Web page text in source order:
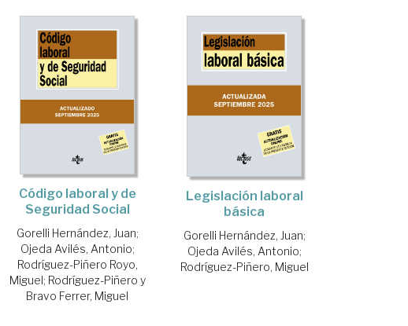
Código laboral y de
Seguridad Social
Gorelli Hernández, Juan;
Ojeda Avilés, Antonio;
Rodríguez-Piñero Royo,
Miguel; Rodríguez-Piñero y
Bravo Ferrer, Miguel
Legislación laboral
básica
Gorelli Hernández, Juan;
Ojeda Avilés, Antonio;
Rodríguez-Piñero, Miguel